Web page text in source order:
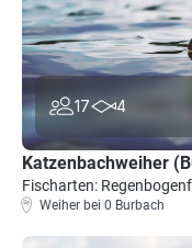
17 4
Katzenbachweiher
Fischarten:
Weiher bei 0 Burbach